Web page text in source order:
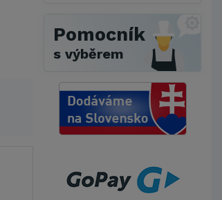
Pomocník
s výběrem